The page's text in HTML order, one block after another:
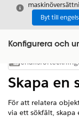
Stäng
Byt till
Konfigurera och
Visa
Skapa en
För att relatera
via ett sökfält, skapa